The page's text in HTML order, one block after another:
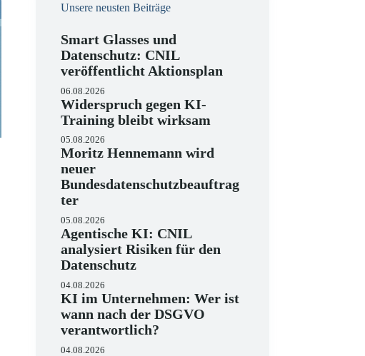
Unsere neusten Beiträge
Smart Glasses und
Datenschutz: CNIL
veröffentlicht Aktionsplan
06.08.2026
Widerspruch gegen KI-
Training bleibt wirksam
05.08.2026
Moritz Hennemann wird
neuer
Bundesdatenschutzbeauftrag
ter
05.08.2026
Agentische KI: CNIL
analysiert Risiken für den
Datenschutz
04.08.2026
KI im Unternehmen: Wer ist
wann nach der DSGVO
verantwortlich?
04.08.2026